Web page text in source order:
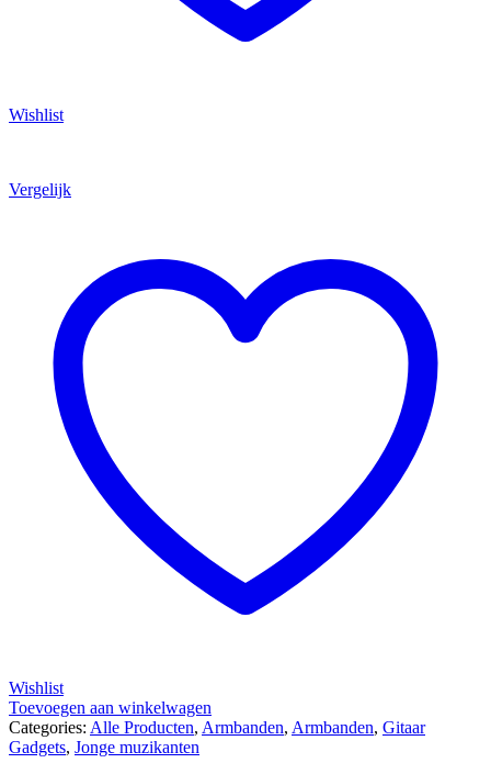
Wishlist
Vergelijk
Wishlist
Toevoegen aan winkelwagen
Categories: Alle Producten, Armbanden, Armbanden, Gitaar
Gadgets, Jonge muzikanten